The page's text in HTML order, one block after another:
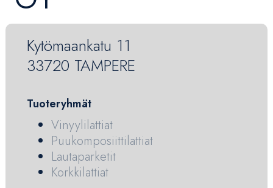
Kytömaankatu 11
33720 TAMPERE
Tuoteryhmät
Vinyylilattiat
Puukomposiittilattiat
Lautaparketit
Korkkilattiat